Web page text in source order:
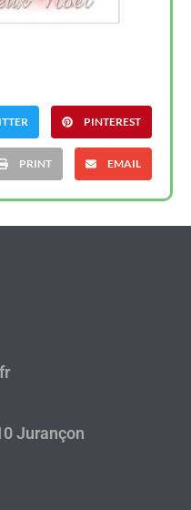
PINTEREST
PRINT EMAIL
Jurançon